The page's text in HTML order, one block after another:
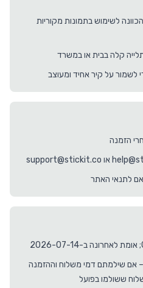
לשימוש בתמונות מקוריות
קלה בבית או במשרד
לשמור על קיר אחיד ומעוצב
הזמנה
לתנאי האתר
– אם שילמתם דמי משלוח וההזמנה
ששולמו בפועל